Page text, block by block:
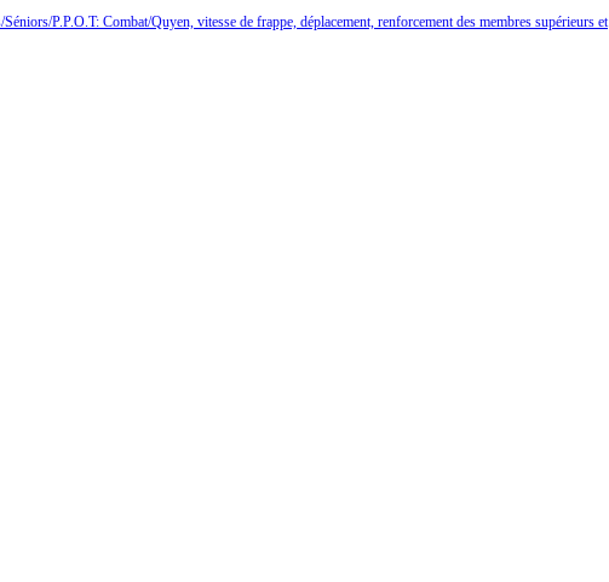
P.P.O.T: Combat/Quyen, vitesse de frappe, déplacement, renforcement des membres supérieurs et